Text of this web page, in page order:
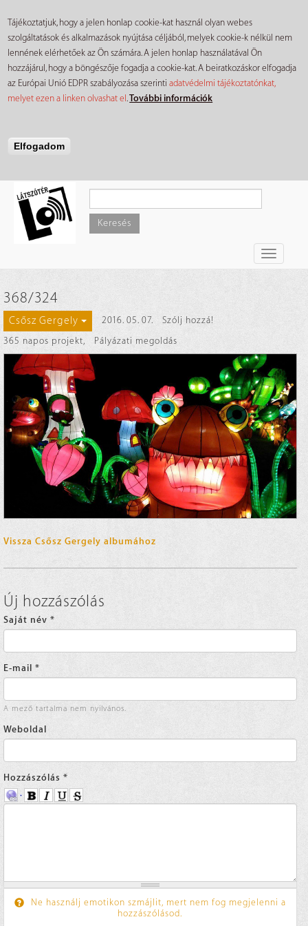
Tájékoztatjuk, hogy a jelen honlap cookie-kat használ olyan webes
szolgáltatások és alkalmazások nyújtása céljából, melyek cookie-k nélkül nem
lennének elérhetőek az Ön számára. A jelen honlap használatával Ön
hozzájárul, hogy a böngészője fogadja a cookie-kat. A beiratkozáskor elfogadja
az Európai Unió EDPR szabályozása szerintiadatvédelmi tájékoztatónkat,
melyet ezen a linken olvashat el.További információk
Elfogadom
tartalomra
Keresés
Toggle
368/324
Csősz Gergely 2016. 05. 07.
Szólj hozzá!
365 napos projekt, Pályázati megoldás
Vissza Csősz Gergely albumához
Új hozzászólás
Saját név *
E-mail *
A mező tartalma nem nyilvános.
Weboldal
Hozzászólás *
Ne használj emotikon szmájlit, mert nem fog megjelenni a
hozzászólásod.